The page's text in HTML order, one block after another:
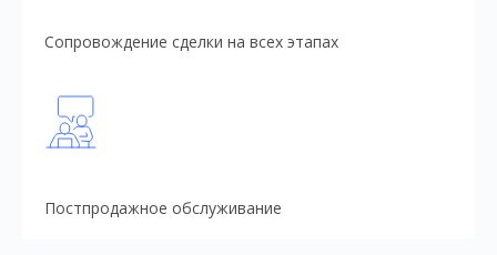
Сопровождение сделки на всех этапах
Постпродажное обслуживание